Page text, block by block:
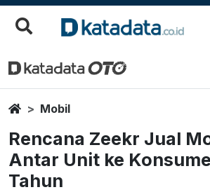
HomeMobil
Rencana Zeekr Jual
Antar Unit ke
Tahun